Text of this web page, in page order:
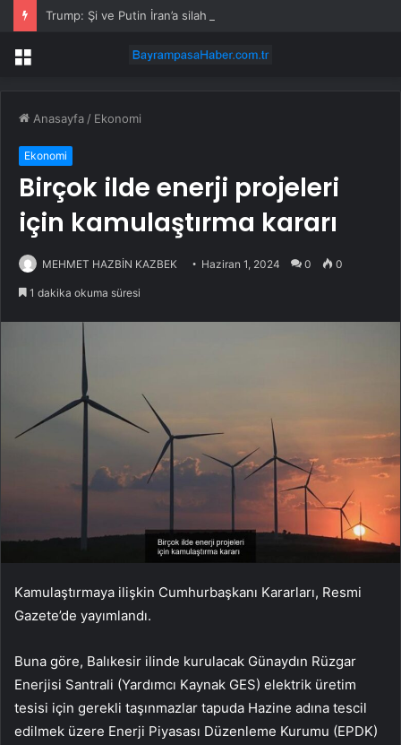
Trump: Şi ve Putin İran’a silah satmayacaklarını söyledi
Menü
Anasayfa / Ekonomi
Ekonomi
Birçok ilde enerji projeleri
için kamulaştırma kararı
MEHMET HAZBİN KAZBEK Haziran 1, 2024 0 0
1 dakika okuma süresi
Kamulaştırmaya ilişkin Cumhurbaşkanı Kararları, Resmi
Gazete’de yayımlandı.
Buna göre, Balıkesir ilinde kurulacak Günaydın Rüzgar
Enerjisi Santrali (Yardımcı Kaynak GES) elektrik üretim
tesisi için gerekli taşınmazlar tapuda Hazine adına tescil
edilmek üzere Enerji Piyasası Düzenleme Kurumu (EPDK)